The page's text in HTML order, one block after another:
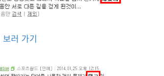
보러 가기